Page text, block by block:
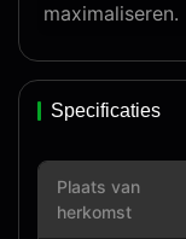
maximaliseren.
Specificaties
Plaats van
herkomst